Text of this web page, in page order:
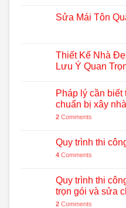
Sửa Mái Tôn
Thiết Kế Nhà
Lưu Ý Quan
Pháp lý cần
chuẩn bị xây
2 Comments
Quy trình thi
4 Comments
Quy trình thi
trọn gói và sửa
2 Comments